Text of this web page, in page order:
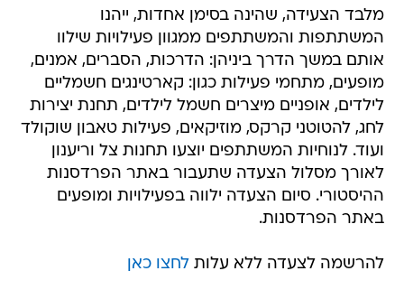
מלבד הצעידה, שהינה בסימן אחדות, ייהנו
המשתתפות והמשתתפים ממגוון פעילויות שילוו
אותם במשך הדרך ביניהן: הדרכות, הסברים, אמנים,
מופעים, מתחמי פעילות כגון: קארטינגים חשמליים
לילדים, אופניים מיצרים חשמל לילדים, תחנת יצירות
לחג, להטוטני קרקס, מוזיקאים, פעילות טאבון שוקולד
ועוד. לנוחיות המשתתפים יוצעו תחנות צל וריענון
לאורך מסלול הצעדה שתעבור באתר הפרדסנות
ההיסטורי. סיום הצעדה ילווה בפעילויות ומופעים
באתר הפרדסנות.
להרשמה לצעדה ללא עלותלחצו כאן